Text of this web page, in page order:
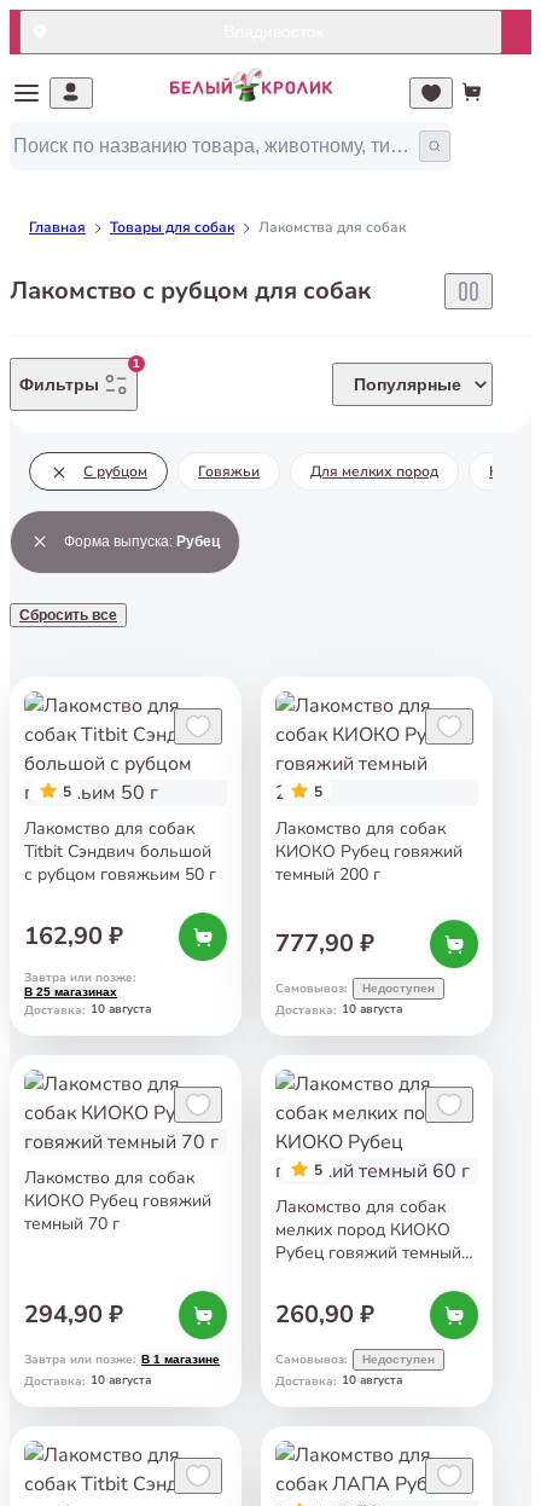
Главная Товары для собак Лакомства для собак
Лакомство с рубцом для собак
Фильтры
1
Популярные
С рубцом Говяжьи Для мелких пород
Форма выпуска: Рубец
Сбросить все
5
Лакомство для собак
Titbit Сэндвич большой
с рубцом говяжьим 50 г
162,90 ₽
Завтра или позже:
В 25 магазинах
Доставка: 10 августа
5
Лакомство для собак
КИОКО Рубец говяжий
темный 200 г
777,90 ₽
Самовывоз: Недоступен
Доставка: 10 августа
Лакомство для собак
КИОКО Рубец говяжий
темный 70 г
294,90 ₽
Завтра или позже: В 1 магазине
Доставка: 10 августа
5
Лакомство для собак
мелких пород КИОКО
Рубец говяжий темный
260,90 ₽
Самовывоз: Недоступен
Доставка: 10 августа